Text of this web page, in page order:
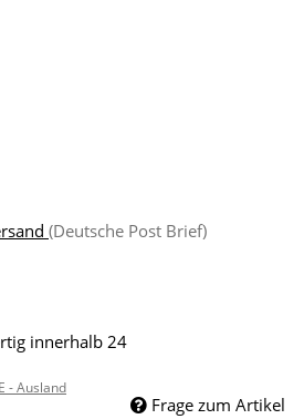
(Deutsche Post Brief)
innerhalb 24
- Ausland
Frage zum Artikel